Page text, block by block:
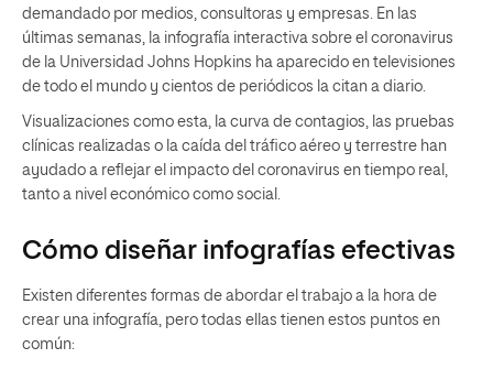
demandado por medios, consultoras y empresas. En las
últimas semanas, la infografía interactiva sobre el coronavirus
de la Universidad Johns Hopkins ha aparecido en televisiones
de todo el mundo y cientos de periódicos la citan a diario.
Visualizaciones como esta, la curva de contagios, las pruebas
clínicas realizadas o la caída del tráfico aéreo y terrestre han
ayudado a reflejar el impacto del coronavirus en tiempo real,
tanto a nivel económico como social.
Cómo diseñar infografías efectivas
Existen diferentes formas de abordar el trabajo a la hora de
crear una infografía, pero todas ellas tienen estos puntos en
común: